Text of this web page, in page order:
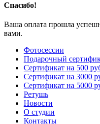
Спасибо!
Ваша оплата прошла
вами.
Фотосессии
Подарочный
Сертификат на 500
Сертификат на 3000
Сертификат на 5000
Ретушь
Новости
О студии
Контакты